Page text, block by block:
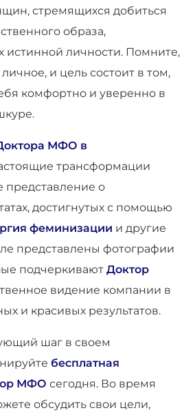
стремящихся добиться
образа,
истинной личности. Помните,
и цель состоит в том,
комфортно и уверенно в
МФО в
трансформации
представление о
достигнутых с помощью
феминизации и другие
представлены фотографии
подчеркивают Доктор
видение компании в
и красивых результатов.
шаг в своем
бесплатная
МФО сегодня. Во время
обсудить свои цели,